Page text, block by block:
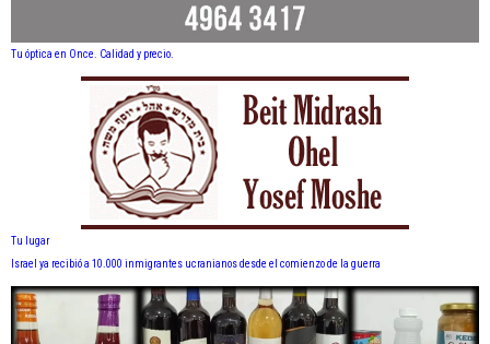
Tu óptica en Once. Calidad y precio.
Tu lugar
Israel ya recibió a 10.000 inmigrantes ucranianos desde el comienzo de la guerra